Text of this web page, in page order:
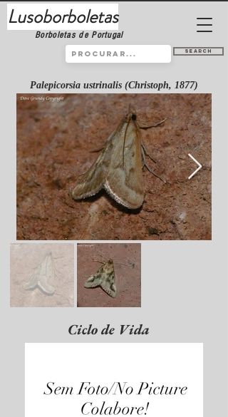
Lusoborboletas
Borboletas de Portugal
Search
Palepicorsia ustrinalis (Christoph, 1877)
Ciclo de Vida